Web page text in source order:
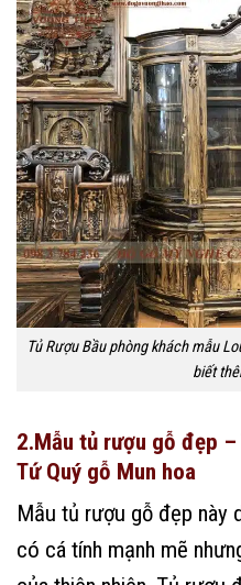
Tủ Rượu Bầu phòng khách mẫu
biết
2.Mẫu tủ rượu gỗ đẹp
Tứ Quý gỗ Mun hoa
Mẫu tủ rượu gỗ đẹp này
có cá tính mạnh mẽ